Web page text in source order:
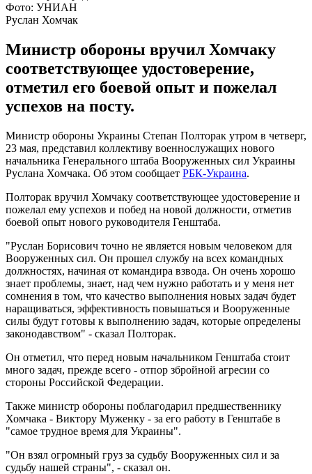
Фото: УНИАН
Руслан Хомчак
Министр обороны вручил Хомчаку
соответствующее удостоверение,
отметил его боевой опыт и пожелал
успехов на посту.
Министр обороны Украины Степан Полторак утром в четверг,
23 мая, представил коллективу военнослужащих нового
начальника Генерального штаба Вооруженных сил Украины
Руслана Хомчака. Об этом сообщает РБК-Украина.
Полторак вручил Хомчаку соответствующее удостоверение и
пожелал ему успехов и побед на новой должности, отметив
боевой опыт нового руководителя Генштаба.
"Руслан Борисович точно не является новым человеком для
Вооруженных сил. Он прошел службу на всех командных
должностях, начиная от командира взвода. Он очень хорошо
знает проблемы, знает, над чем нужно работать и у меня нет
сомнения в том, что качество выполнения новых задач будет
наращиваться, эффективность повышаться и Вооруженные
силы будут готовы к выполнению задач, которые определены
законодавством" - сказал Полторак.
Он отметил, что перед новым начальником Генштаба стоит
много задач, прежде всего - отпор збройной агресии со
стороны Российской Федерации.
Также министр обороны поблагодарил предшественнику
Хомчака - Виктору Муженку - за его работу в Генштабе в
"самое трудное время для Украины".
"Он взял огромный груз за судьбу Вооруженных сил и за
судьбу нашей страны", - сказал он.